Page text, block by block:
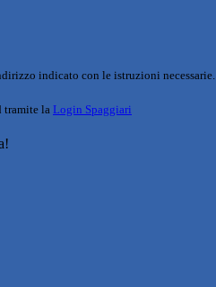
indicato con le istruzioni necessarie.
tramite la Login Spaggiari